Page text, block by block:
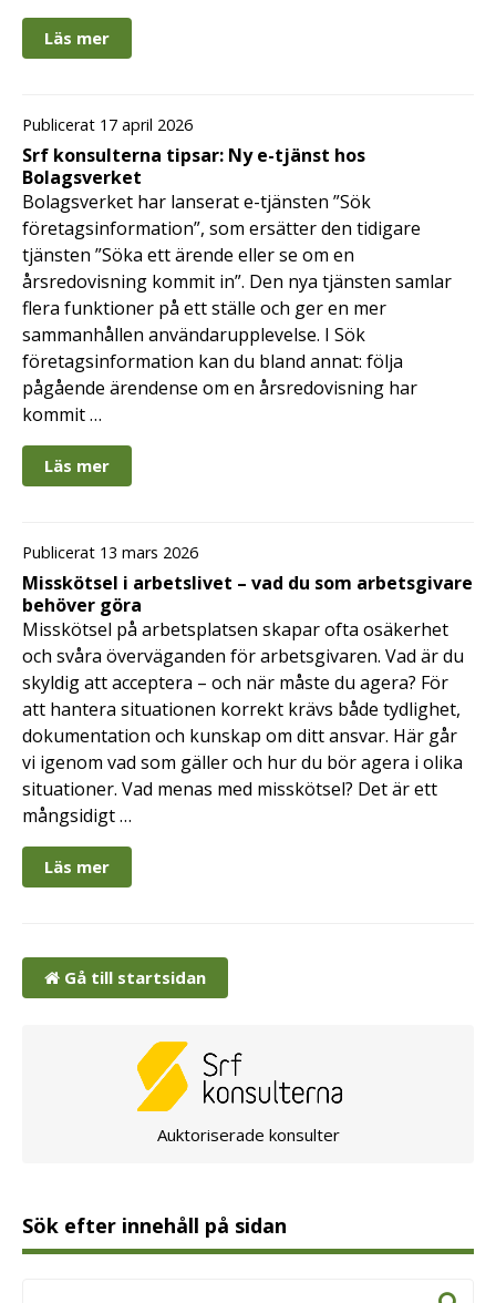
Läs mer
Publicerat 17 april 2026
Srf konsulterna tipsar: Ny e-tjänst hos
Bolagsverket
Bolagsverket har lanserat e-tjänsten ”Sök
företagsinformation”, som ersätter den tidigare
tjänsten ”Söka ett ärende eller se om en
årsredovisning kommit in”. Den nya tjänsten samlar
flera funktioner på ett ställe och ger en mer
sammanhållen användarupplevelse. I Sök
företagsinformation kan du bland annat: följa
pågående ärendense om en årsredovisning har
kommit …
Läs mer
Publicerat 13 mars 2026
Misskötsel i arbetslivet – vad du som arbetsgivare
behöver göra
Misskötsel på arbetsplatsen skapar ofta osäkerhet
och svåra överväganden för arbetsgivaren. Vad är du
skyldig att acceptera – och när måste du agera? För
att hantera situationen korrekt krävs både tydlighet,
dokumentation och kunskap om ditt ansvar. Här går
vi igenom vad som gäller och hur du bör agera i olika
situationer. Vad menas med misskötsel? Det är ett
mångsidigt …
Läs mer
Gå till startsidan
Auktoriserade konsulter
Sök efter innehåll på sidan